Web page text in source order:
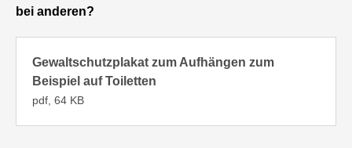
bei anderen?
Gewaltschutzplakat zum Aufhängen zum
Beispiel auf Toiletten
pdf, 64 KB